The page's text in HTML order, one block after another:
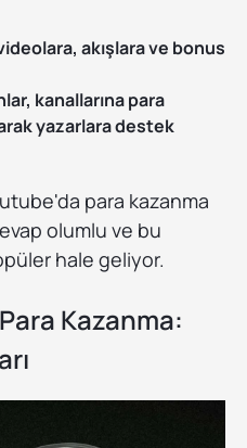
akışlara ve bonus
kanallarına para
yazarlara destek
para kazanma
olumlu ve bu
hale geliyor.
Kazanma: